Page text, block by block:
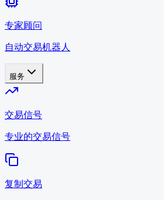
专家顾问
自动交易机器人
服务
交易信号
专业的交易信号
复制交易